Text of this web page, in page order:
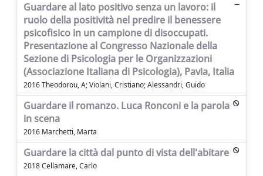
Guardare al lato positivo senza un lavoro: il
ruolo della positività nel predire il benessere
psicofisico in un campione di disoccupati.
Presentazione al Congresso Nazionale della
Sezione di Psicologia per le Organizzazioni
(Associazione Italiana di Psicologia), Pavia, Italia
2016 Theodorou, A; Violani, Cristiano; Alessandri, Guido
Guardare il romanzo. Luca Ronconi e la parola
in scena
2016 Marchetti, Marta
Guardare la città dal punto di vista dell'abitare
2018 Cellamare, Carlo